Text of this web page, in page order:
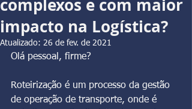
complexos e com maior
impacto na Logística?
Atualizado: 26 de fev. de 2021
Olá pessoal, firme?
Roteirização é um processo da gestão
de operação de transporte, onde é